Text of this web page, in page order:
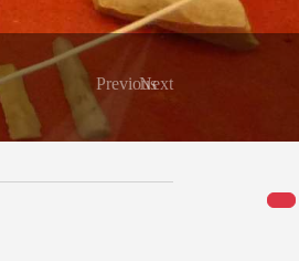
PreviousNext